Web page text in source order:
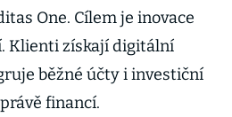
One. Cílem je inovace
Klienti získají digitální
běžné účty i investiční
financí.